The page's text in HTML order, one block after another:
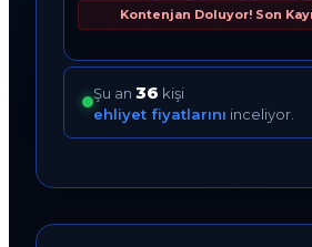
Kontenjan Doluyor! Son
Şu an 36 kişi
ehliyet fiyatlarını inceliyor.